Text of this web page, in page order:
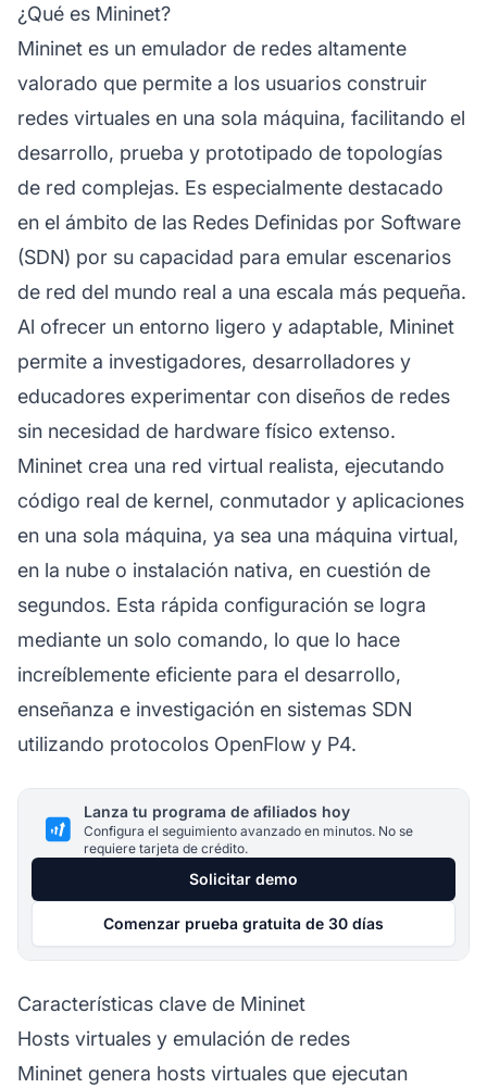
¿Qué es Mininet?
Mininet es un emulador de redes altamente
valorado que permite a los usuarios construir
redes virtuales en una sola máquina, facilitando el
desarrollo, prueba y prototipado de topologías
de red complejas. Es especialmente destacado
en el ámbito de las Redes Definidas por Software
(SDN) por su capacidad para emular escenarios
de red del mundo real a una escala más pequeña.
Al ofrecer un entorno ligero y adaptable, Mininet
permite a investigadores, desarrolladores y
educadores experimentar con diseños de redes
sin necesidad de hardware físico extenso.
Mininet crea una red virtual realista, ejecutando
código real de kernel, conmutador y aplicaciones
en una sola máquina, ya sea una máquina virtual,
en la nube o instalación nativa, en cuestión de
segundos. Esta rápida configuración se logra
mediante un solo comando, lo que lo hace
increíblemente eficiente para el desarrollo,
enseñanza e investigación en sistemas SDN
utilizando protocolos OpenFlow y P4.
Lanza tu programa de afiliados hoy
Configura el seguimiento avanzado en minutos. No se
requiere tarjeta de crédito.
Solicitar demo
Comenzar prueba gratuita de 30 días
Características clave de Mininet
Hosts virtuales y emulación de redes
Mininet genera hosts virtuales que ejecutan